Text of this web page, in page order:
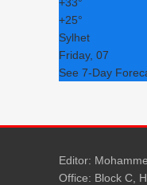
+25°
Sylhet
Friday, 07
See 7-Day
Editor:
Office: Block C,